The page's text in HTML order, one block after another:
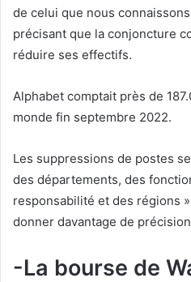
de celui que nous
précisant que la conjoncture
réduire ses effectifs.
Alphabet comptait près de
monde fin septembre 2022.
Les suppressions de postes
des départements, des
responsabilité et des régions
donner davantage de
-La bourse de